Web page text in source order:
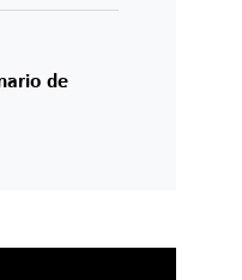
de